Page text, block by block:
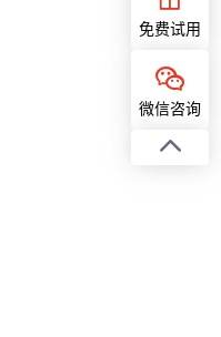
免费试用
微信咨询